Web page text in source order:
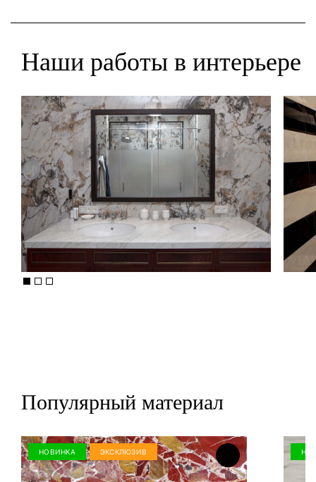
Наши работы в интерьере
Популярный материал
НОВИНКА ЭКСКЛЮЗИВ